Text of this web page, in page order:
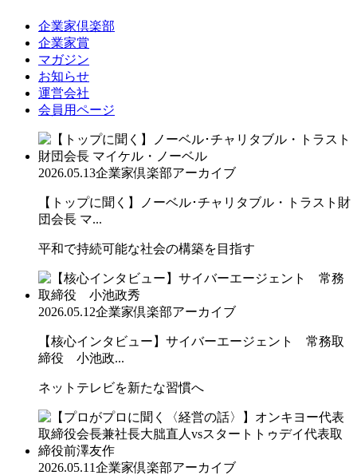
企業家倶楽部
企業家賞
マガジン
お知らせ
運営会社
会員用ページ
2026.05.13企業家倶楽部アーカイブ
【トップに聞く】ノーベル･チャリタブル・トラスト財
団会長 マ...
平和で持続可能な社会の構築を目指す
2026.05.12企業家倶楽部アーカイブ
【核心インタビュー】サイバーエージェント 常務取
締役 小池政...
ネットテレビを新たな習慣へ
2026.05.11企業家倶楽部アーカイブ